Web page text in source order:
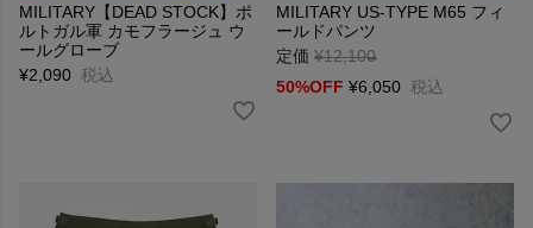
MILITARY【DEAD STOCK】ポ
ルトガル軍 カモフラージュ ウ
ールグローブ
¥2,090 税込
MILITARY US-TYPE M65 フィ
ールドパンツ
定価 ¥12,100
→
50%OFF ¥6,050 税込